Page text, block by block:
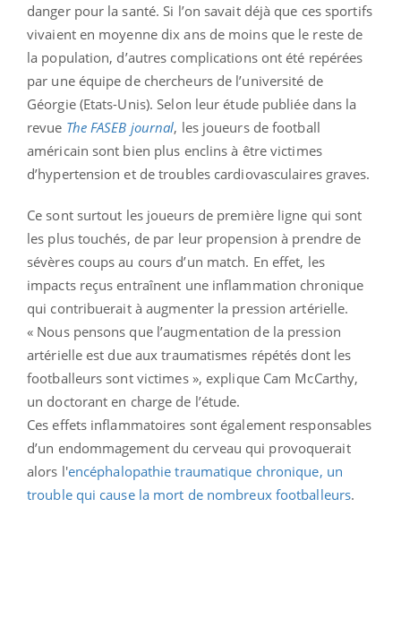
danger pour la santé. Si l’on savait déjà que ces sportifs
vivaient en moyenne dix ans de moins que le reste de
la population, d’autres complications ont été repérées
par une équipe de chercheurs de l’université de
Géorgie (Etats-Unis). Selon leur étude publiée dans la
revue The FASEB journal, les joueurs de football
américain sont bien plus enclins à être victimes
d’hypertension et de troubles cardiovasculaires graves.
Ce sont surtout les joueurs de première ligne qui sont
les plus touchés, de par leur propension à prendre de
sévères coups au cours d’un match. En effet, les
impacts reçus entraînent une inflammation chronique
qui contribuerait à augmenter la pression artérielle.
« Nous pensons que l’augmentation de la pression
artérielle est due aux traumatismes répétés dont les
footballeurs sont victimes », explique Cam McCarthy,
un doctorant en charge de l’étude.
Ces effets inflammatoires sont également responsables
d’un endommagement du cerveau qui provoquerait
alors l'encéphalopathie traumatique chronique, un
trouble qui cause la mort de nombreux footballeurs.